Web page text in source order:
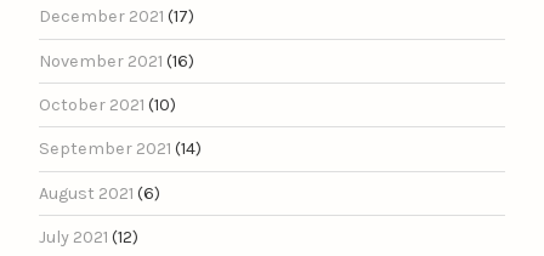
December 2021 (17)
November 2021 (16)
October 2021 (10)
September 2021 (14)
August 2021 (6)
July 2021 (12)